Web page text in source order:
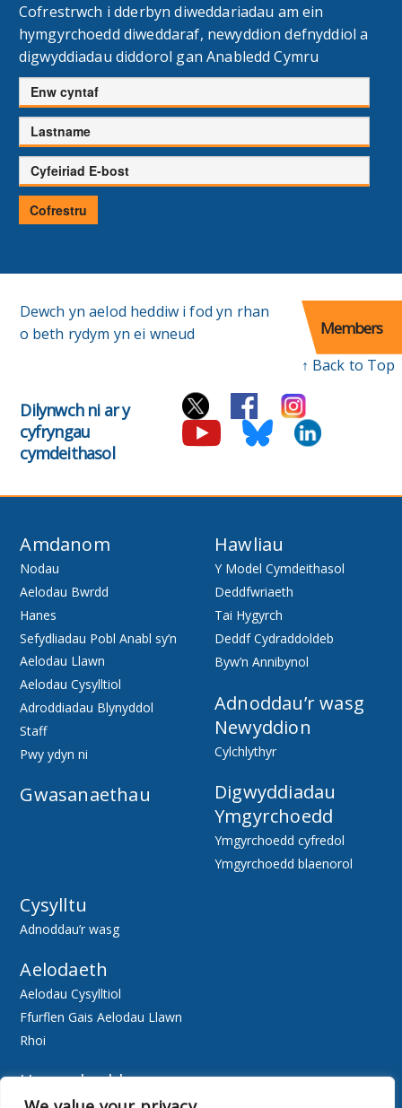
Cofrestrwch i dderbyn diweddariadau am ein
hymgyrchoedd diweddaraf, newyddion defnyddiol a
digwyddiadau diddorol gan Anabledd Cymru
Enw
cyntaf
Cyfenw
Cyfeiriad
E-
bost
Cofrestru
Dewch yn aelod heddiw i fod yn rhan
o beth rydym yn ei wneud
Members
↑ Back to Top
Dilynwch ni ar y
cyfryngau
cymdeithasol
Amdanom
Nodau
Aelodau Bwrdd
Hanes
Sefydliadau Pobl Anabl sy’n
Aelodau Llawn
Aelodau Cysylltiol
Adroddiadau Blynyddol
Staff
Pwy ydyn ni
Gwasanaethau
Hawliau
Y Model Cymdeithasol
Deddfwriaeth
Tai Hygyrch
Deddf Cydraddoldeb
Byw’n Annibynol
Adnoddau’r wasg
Newyddion
Cylchlythyr
Digwyddiadau
Ymgyrchoedd
Ymgyrchoedd cyfredol
Ymgyrchoedd blaenorol
Cysylltu
Adnoddau’r wasg
Aelodaeth
Aelodau Cysylltiol
Ffurflen Gais Aelodau Llawn
Rhoi
Hygyrchedd
Ewch Ar-lein